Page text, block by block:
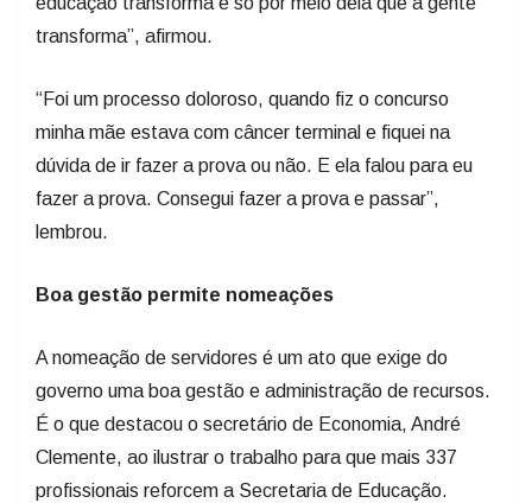
transforma”, afirmou.
“Foi um processo doloroso, quando fiz o concurso
minha mãe estava com câncer terminal e fiquei na
dúvida de ir fazer a prova ou não. E ela falou para eu
fazer a prova. Consegui fazer a prova e passar”,
lembrou.
Boa gestão permite nomeações
A nomeação de servidores é um ato que exige do
governo uma boa gestão e administração de recursos.
É o que destacou o secretário de Economia, André
Clemente, ao ilustrar o trabalho para que mais 337
profissionais reforcem a Secretaria de Educação.